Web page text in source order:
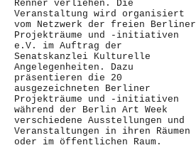
Renner verliehen. Die
Veranstaltung wird organisiert
vom Netzwerk der freien Berliner
Projekträume und -initiativen
e.V. im Auftrag der
Senatskanzlei Kulturelle
Angelegenheiten. Dazu
präsentieren die 20
ausgezeichneten Berliner
Projekträume und -initiativen
während der Berlin Art Week
verschiedene Ausstellungen und
Veranstaltungen in ihren Räumen
oder im öffentlichen Raum.